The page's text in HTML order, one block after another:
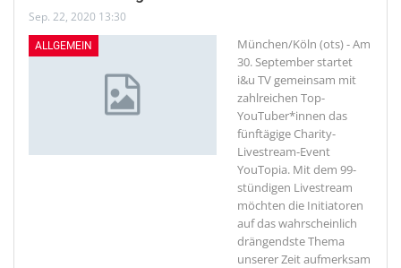
Sep. 22, 2020 13:30
ALLGEMEIN
München/Köln (ots) - Am
30. September startet
i&u TV gemeinsam mit
zahlreichen Top-
YouTuber*innen das
fünftägige Charity-
Livestream-Event
YouTopia. Mit dem 99-
stündigen Livestream
möchten die Initiatoren
auf das wahrscheinlich
drängendste Thema
unserer Zeit aufmerksam